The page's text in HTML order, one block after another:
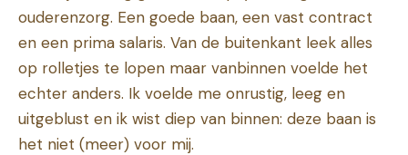
ouderenzorg. Een goede baan, een vast contract
en een prima salaris. Van de buitenkant leek alles
op rolletjes te lopen maar vanbinnen voelde het
echter anders. Ik voelde me onrustig, leeg en
uitgeblust en ik wist diep van binnen: deze baan is
het niet (meer) voor mij.